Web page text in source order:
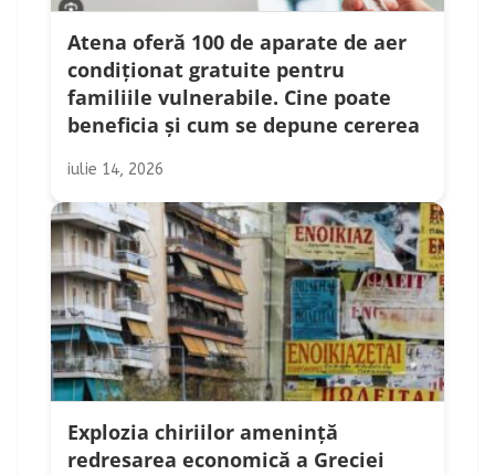
Atena oferă 100 de aparate de aer
condiționat gratuite pentru
familiile vulnerabile. Cine poate
beneficia și cum se depune cererea
iulie 14, 2026
Explozia chiriilor amenință
redresarea economică a Greciei